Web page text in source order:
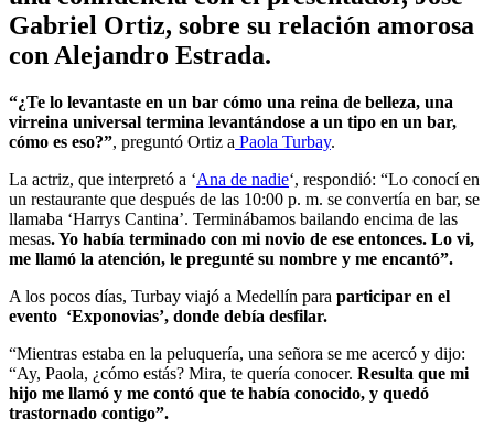
Gabriel Ortiz, sobre su relación amorosa
con Alejandro Estrada.
“¿Te lo levantaste en un bar cómo una reina de belleza, una
virreina universal termina levantándose a un tipo en un bar,
cómo es eso?”, preguntó Ortiz a Paola Turbay.
La actriz, que interpretó a ‘Ana de nadie‘, respondió: “Lo conocí en
un restaurante que después de las 10:00 p. m. se convertía en bar, se
llamaba ‘Harrys Cantina’. Terminábamos bailando encima de las
mesas. Yo había terminado con mi novio de ese entonces. Lo vi,
me llamó la atención, le pregunté su nombre y me encantó”.
A los pocos días, Turbay viajó a Medellín para participar en el
evento ‘Exponovias’, donde debía desfilar.
“Mientras estaba en la peluquería, una señora se me acercó y dijo:
“Ay, Paola, ¿cómo estás? Mira, te quería conocer. Resulta que mi
hijo me llamó y me contó que te había conocido, y quedó
trastornado contigo”.